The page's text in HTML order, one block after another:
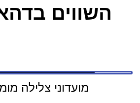
מועדוני צלילה